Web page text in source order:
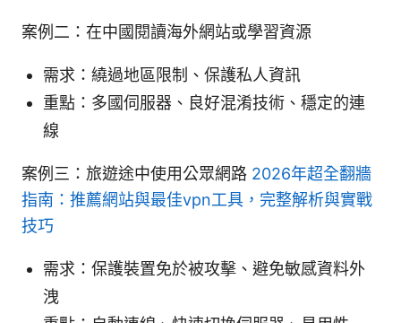
案例二：在中國閱讀海外網站或學習資源
需求：繞過地區限制、保護私人資訊
重點：多國伺服器、良好混淆技術、穩定的連
線
案例三：旅遊途中使用公眾網路 2026年超全翻牆
指南：推薦網站與最佳vpn工具，完整解析與實戰
技巧
需求：保護裝置免於被攻擊、避免敏感資料外
洩